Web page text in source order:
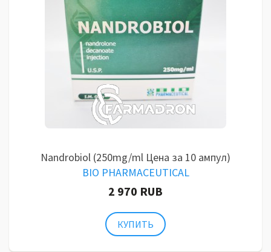
Nandrobiol (250mg/ml Цена за 10 ампул)
BIO PHARMACEUTICAL
2 970 RUB